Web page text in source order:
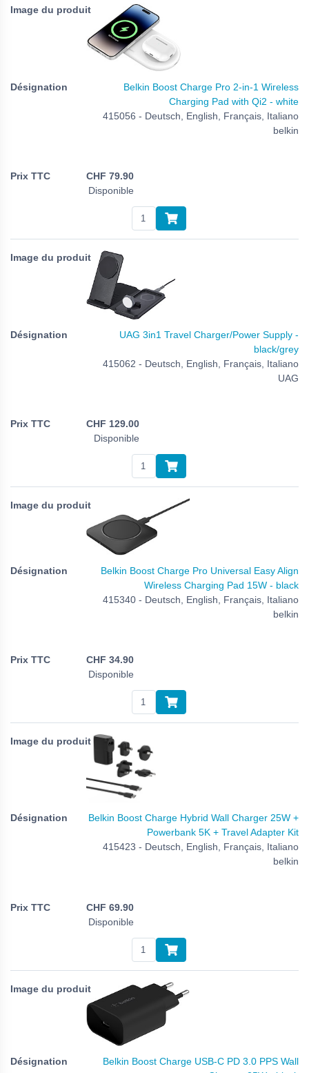
Belkin Boost Charge Pro 2-in-1 Wireless
Charging Pad with Qi2 - white
415056 - Deutsch, English, Français, Italiano
belkin
CHF 79.90
Disponible
UAG 3in1 Travel Charger/Power Supply -
black/grey
415062 - Deutsch, English, Français, Italiano
UAG
CHF 129.00
Disponible
Belkin Boost Charge Pro Universal Easy Align
Wireless Charging Pad 15W - black
415340 - Deutsch, English, Français, Italiano
belkin
CHF 34.90
Disponible
Belkin Boost Charge Hybrid Wall Charger 25W +
Powerbank 5K + Travel Adapter Kit
415423 - Deutsch, English, Français, Italiano
belkin
CHF 69.90
Disponible
Belkin Boost Charge USB-C PD 3.0 PPS Wall